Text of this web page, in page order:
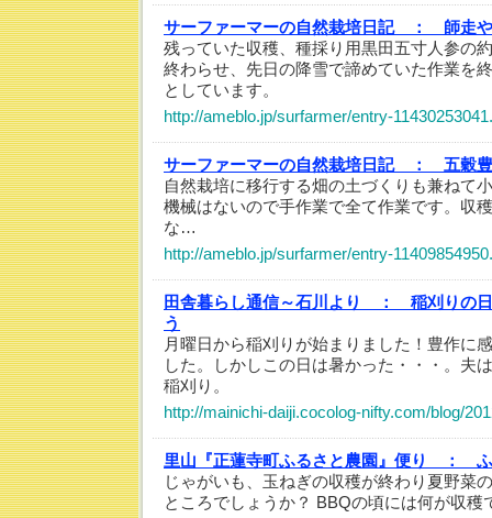
サーファーマーの自然栽培日記 ：
師走
残っていた収穫、種採り用黒田五寸人参の
終わらせ、先日の降雪で諦めていた作業を
としています。
http://ameblo.jp/surfarmer/entry-
サーファーマーの自然栽培日記 ：
五穀
自然栽培に移行する畑の土づくりも兼ねて
機械はないので手作業で全て作業です。収
な…
http://ameblo.jp/surfarmer/entry-
田舎暮らし通信～石川より ：
稲刈りの
う
月曜日から稲刈りが始まりました！豊作に
した。しかしこの日は暑かった・・・。夫
稲刈り。
http://mainichi-daiji.cocolog-nifty.com/blog/
里山『正蓮寺町ふるさと農園』便り ：
じゃがいも、玉ねぎの収穫が終わり夏野菜
ところでしょうか？ BBQの頃には何が収穫